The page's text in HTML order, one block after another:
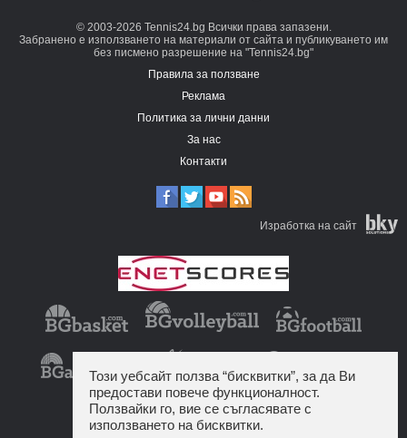
© 2003-2026 Tennis24.bg Всички права запазени.
Забранено е използването на материали от сайта и публикуването им
без писмено разрешение на "Tennis24.bg"
Правила за ползване
Реклама
Политика за лични данни
За нас
Контакти
Изработка на сайт
Този уебсайт ползва “бисквитки”, за да Ви
предостави повече функционалност.
Ползвайки го, вие се съгласявате с
използването на бисквитки.